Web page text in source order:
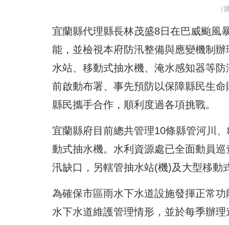
（
宜蘭縣代理縣長林茂盛8日在巴威颱風
能，並檢視本府防汛整備與應變機制
水站、移動式抽水機、淹水感知器等
前啟動布署、事先預防以保障縣民生
縣民攜手合作，順利度過各項挑戰。
宜蘭縣府目前總共管理10條縣管河川
動式抽水機。水利資源處已全面動員
汛缺口，另轄管抽水站(機)及大型移動
為確保市區雨水下水道設施發揮正常
水下水道維護管理情形，並於每季辦